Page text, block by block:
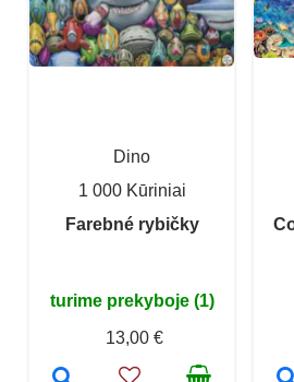
Dino
1 000 Kūriniai
Farebné rybičky
turime prekyboje (1)
13,00 €